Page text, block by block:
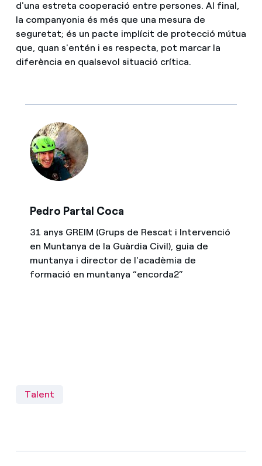
d'una estreta cooperació entre persones. Al final,
la companyonia és més que una mesura de
seguretat; és un pacte implícit de protecció mútua
que, quan s'entén i es respecta, pot marcar la
diferència en qualsevol situació crítica.
Pedro Partal Coca
31 anys GREIM (Grups de Rescat i Intervenció
en Muntanya de la Guàrdia Civil), guia de
muntanya i director de l'acadèmia de
formació en muntanya “encorda2”
Talent